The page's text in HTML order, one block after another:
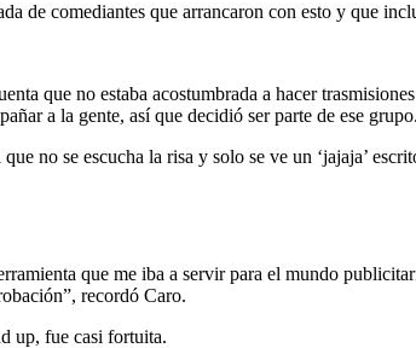
de comediantes que arrancaron con esto y que
que no estaba acostumbrada a hacer
a la gente, así que decidió ser parte de ese grupo.
no se escucha la risa y solo se ve un ‘jajaja’
que me iba a servir para el mundo
recordó Caro.
up, fue casi fortuita.